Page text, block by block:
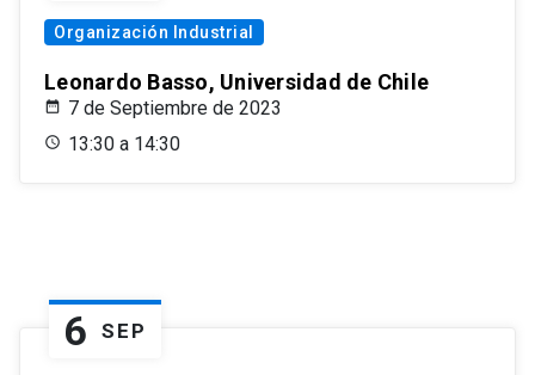
Organización Industrial
Leonardo Basso, Universidad de Chile
7 de Septiembre de 2023
13:30 a 14:30
6 SEP